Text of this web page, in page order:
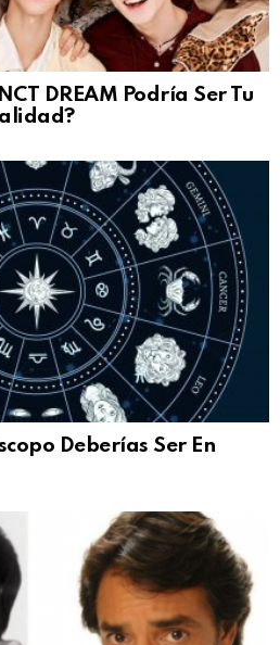
DREAM Podría Ser Tu
Deberías Ser En